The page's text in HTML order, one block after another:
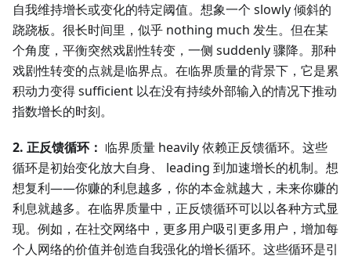
自我维持增长或变化的特定阈值。想象一个 slowly 倾斜的
跷跷板。很长时间里，似乎 nothing much 发生。但在某
个角度，平衡突然戏剧性转变，一侧 suddenly 骤降。那种
戏剧性转变的点就是临界点。在临界质量的背景下，它是累
积动力变得 sufficient 以在没有持续外部输入的情况下推动
指数增长的时刻。
2. 正反馈循环： 临界质量 heavily 依赖正反馈循环。这些
循环是初始变化放大自身、 leading 到加速增长的机制。想
想复利——你赚的利息越多，你的本金就越大，未来你赚的
利息就越多。在临界质量中，正反馈循环可以以各种方式显
现。例如，在社交网络中，更多用户吸引更多用户，增加每
个人网络的价值并创造自我强化的增长循环。这些循环是引